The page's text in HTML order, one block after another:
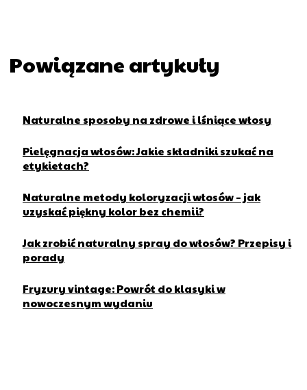
Powiązane artykuły
Naturalne sposoby na zdrowe i lśniące włosy
Pielęgnacja włosów: Jakie składniki szukać na
etykietach?
Naturalne metody koloryzacji włosów – jak
uzyskać piękny kolor bez chemii?
Jak zrobić naturalny spray do włosów? Przepisy i
porady
Fryzury vintage: Powrót do klasyki w
nowoczesnym wydaniu